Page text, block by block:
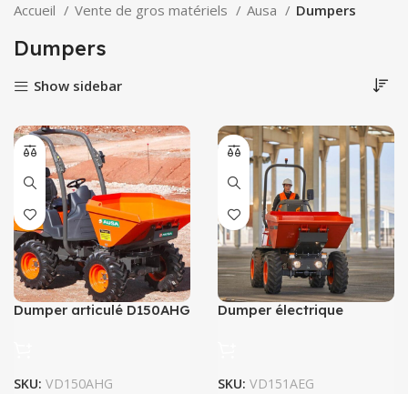
Accueil Vente de gros matériels Ausa Dumpers
Dumpers
Show sidebar
Dumper articulé D150AHG
SKU: VD150AHG
Dumper électrique
SKU: VD151AEG